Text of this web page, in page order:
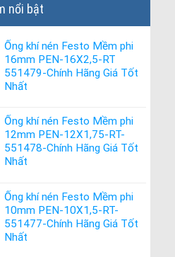
nổi bật
Ống khí nén Festo Mềm phi
16mm PEN-16X2,5-RT
551479-Chính Hãng Giá Tốt
Nhất
Ống khí nén Festo Mềm phi
12mm PEN-12X1,75-RT-
551478-Chính Hãng Giá Tốt
Nhất
Ống khí nén Festo Mềm phi
10mm PEN-10X1,5-RT-
551477-Chính Hãng Giá Tốt
Nhất